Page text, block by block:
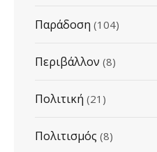
Παράδοση (104)
Περιβάλλον (8)
Πολιτική (21)
Πολιτισμός (8)